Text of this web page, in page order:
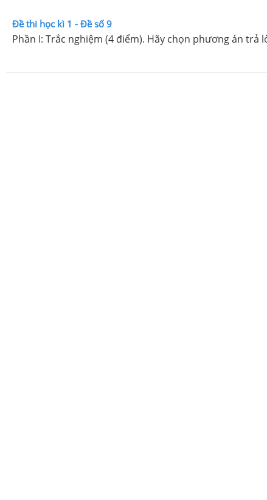
Đề thi học kì 1 - Đề số 9
Phần I: Trắc nghiệm (4 điểm). Hãy chọn phương án